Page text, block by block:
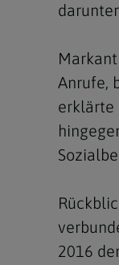
Anrufe,
erklärte
2016